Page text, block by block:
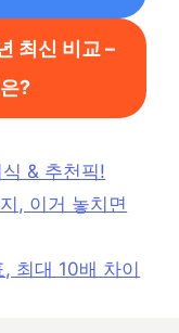
최신 비교 –
?
& 추천픽!
, 이거 놓치면
최대 10배 차이